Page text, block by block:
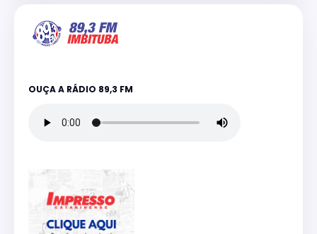
OUÇA A RÁDIO 89,3 FM